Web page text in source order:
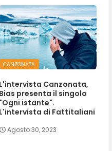
CANZONATA
L'intervista Canzonata,
Bias presenta il singolo
"Ogni istante".
L'intervista di Fattitaliani
Agosto 30, 2023